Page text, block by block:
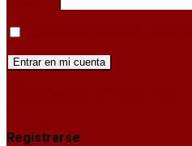
Registrarse